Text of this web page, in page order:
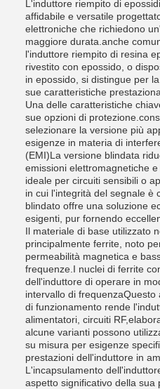
L'induttore riempito di
affidabile e versatile
elettroniche che richiedono
maggiore durata.anche
l'induttore riempito di resina
rivestito con epossido, o
in epossido, si distingue per
sue caratteristiche
Una delle caratteristiche
sue opzioni di
selezionare la versione più
esigenze in materia di
(EMI)La versione blindata
emissioni elettromagnetiche
ideale per circuiti sensibili o
in cui l'integrità del segnale è
blindato offre una soluzione
esigenti, pur fornendo
Il materiale di base utilizzato
principalmente ferrite, noto
permeabilità magnetica e
frequenze.I nuclei di ferrite
dell'induttore di operare in
intervallo di
di funzionamento rende
alimentatori, circuiti
alcune varianti possono
su misura per esigenze
prestazioni dell'induttore in
L'incapsulamento
aspetto significativo della